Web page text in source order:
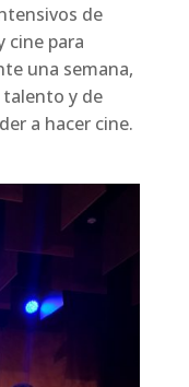
de
cine para
una semana,
talento y de
a hacer cine.